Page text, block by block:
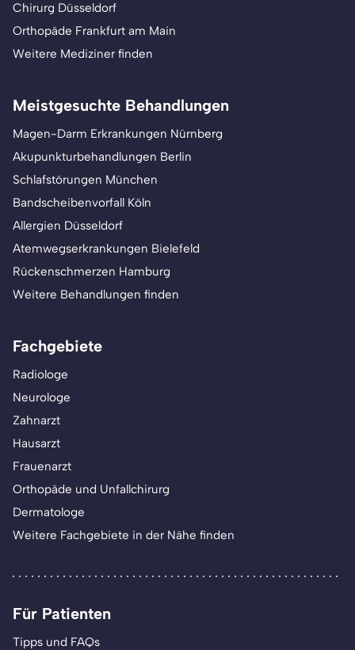
Chirurg Düsseldorf
Orthopäde Frankfurt am Main
Weitere Mediziner finden
Meistgesuchte Behandlungen
Magen-Darm Erkrankungen Nürnberg
Akupunkturbehandlungen Berlin
Schlafstörungen München
Bandscheibenvorfall Köln
Allergien Düsseldorf
Atemwegserkrankungen Bielefeld
Rückenschmerzen Hamburg
Weitere Behandlungen finden
Fachgebiete
Radiologe
Neurologe
Zahnarzt
Hausarzt
Frauenarzt
Orthopäde und Unfallchirurg
Dermatologe
Weitere Fachgebiete in der Nähe finden
Für Patienten
Tipps und FAQs